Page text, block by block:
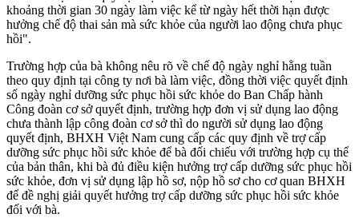
khoảng thời gian 30 ngày làm việc kể từ ngày hết thời hạn được
hưởng chế độ thai sản mà sức khỏe của người lao động chưa phục
hồi".
Trường hợp của bà không nêu rõ về chế độ ngày nghỉ hằng tuần
theo quy định tại công ty nơi bà làm việc, đồng thời việc quyết định
số ngày nghỉ dưỡng sức phục hồi sức khỏe do Ban Chấp hành
Công đoàn cơ sở quyết định, trường hợp đơn vị sử dụng lao động
chưa thành lập công đoàn cơ sở thì do người sử dụng lao động
quyết định, BHXH Việt Nam cung cấp các quy định về trợ cấp
dưỡng sức phục hồi sức khỏe để bà đối chiếu với trường hợp cụ thể
của bản thân, khi bà đủ điều kiện hưởng trợ cấp dưỡng sức phục hồi
sức khỏe, đơn vị sử dụng lập hồ sơ, nộp hồ sơ cho cơ quan BHXH
để đề nghị giải quyết hưởng trợ cấp dưỡng sức phục hồi sức khỏe
đối với bà.